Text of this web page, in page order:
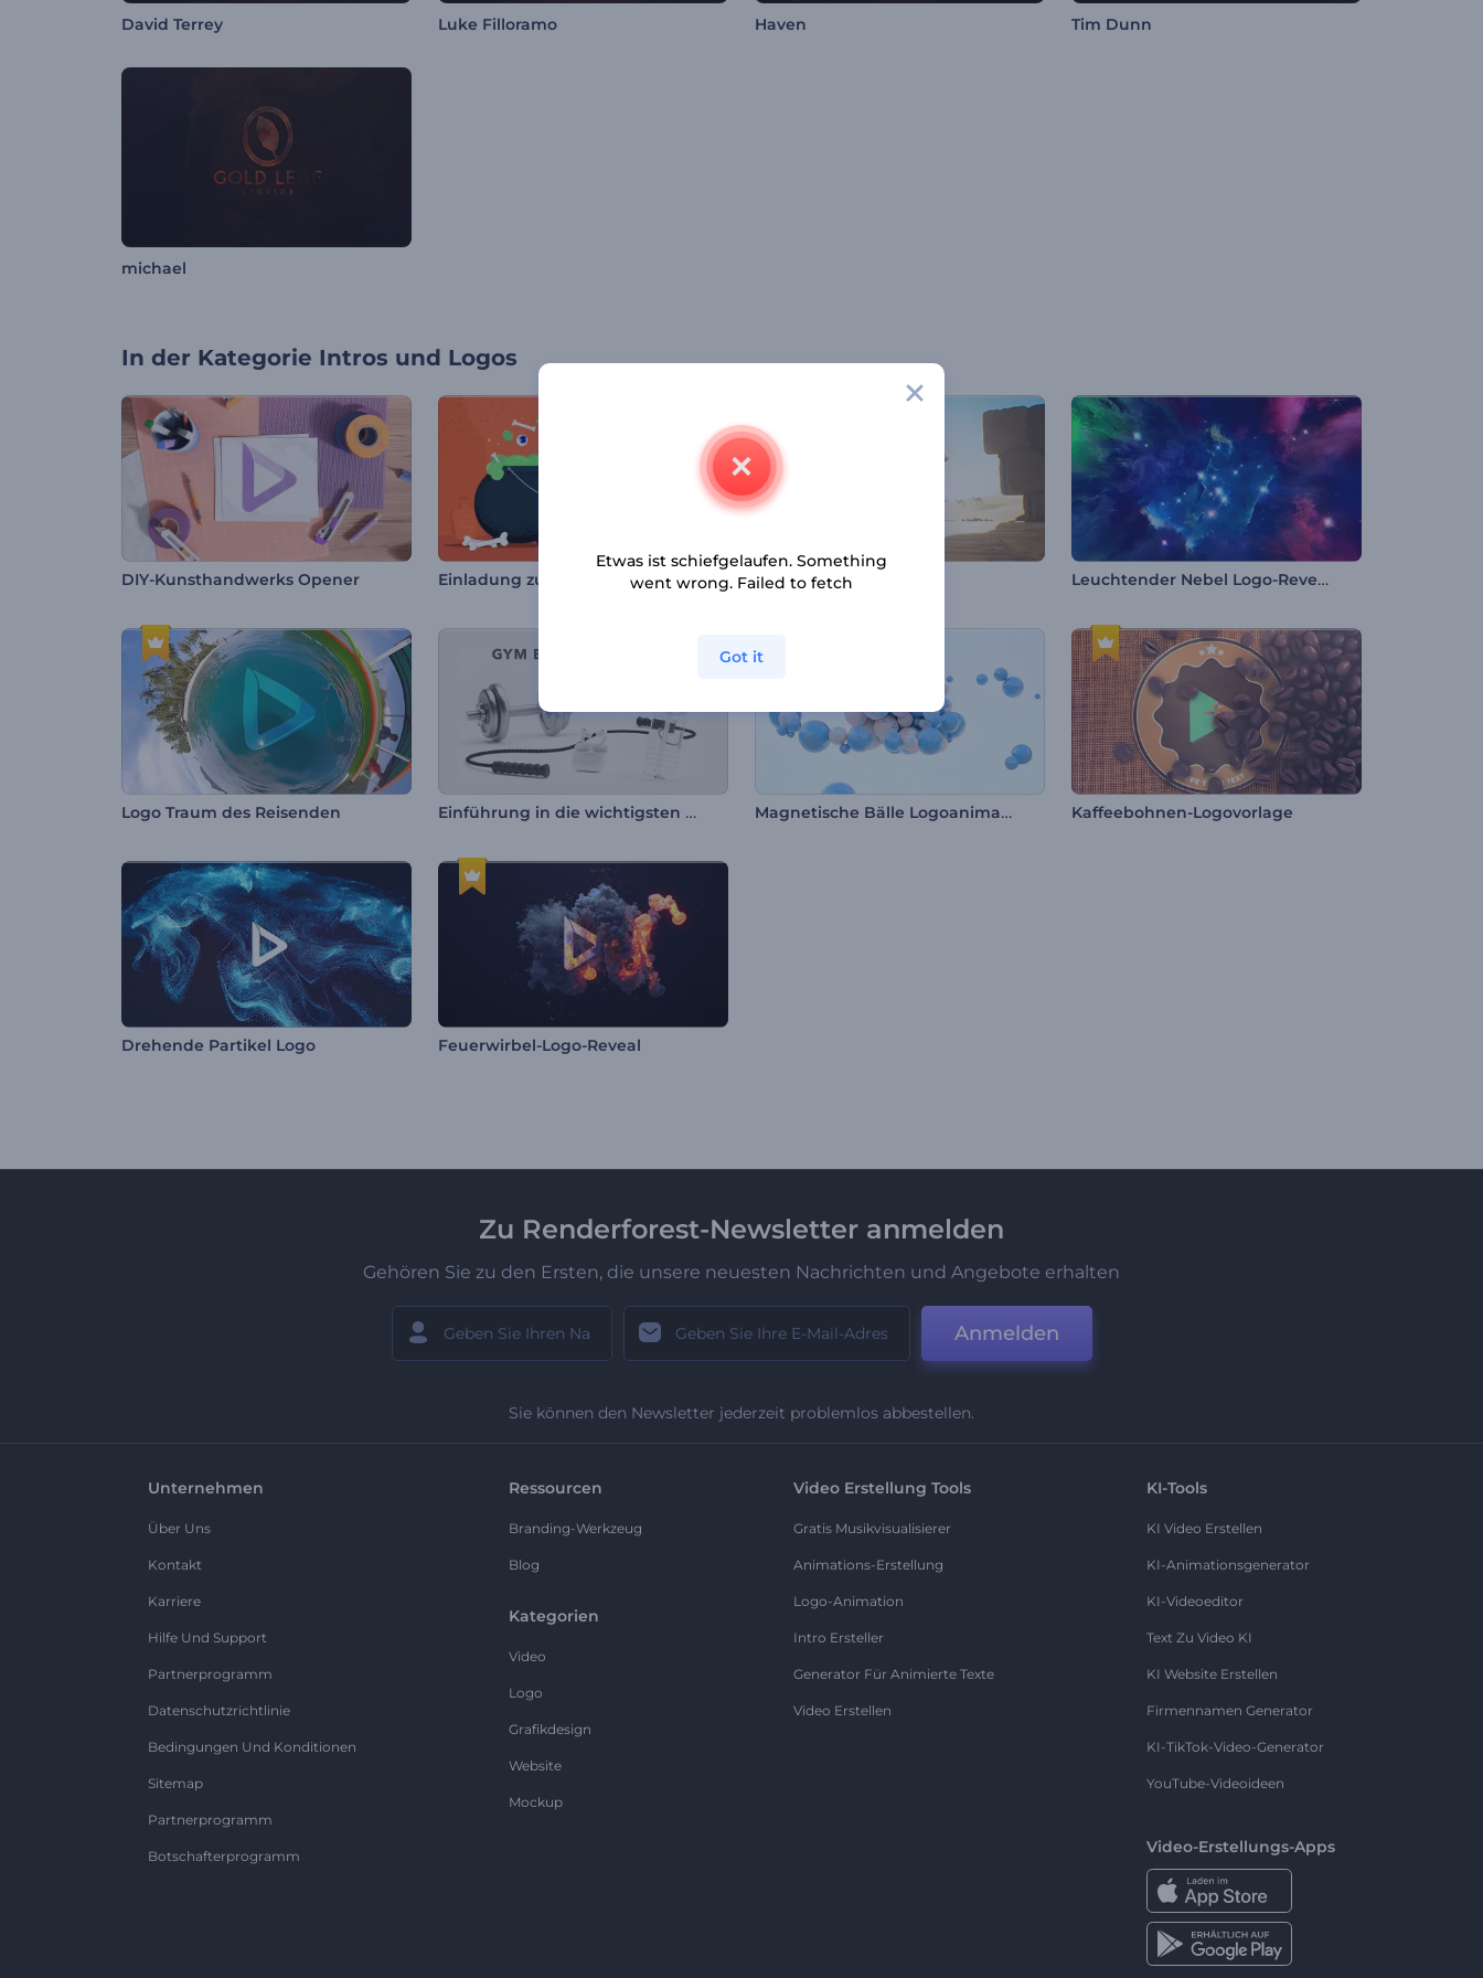
David Terrey Luke Filloramo Haven Tim Dunn
michael
In der Kategorie Intros und Logos
DIY-Kunsthandwerks Opener Einladung zur Halloween-Zauberparty Wüsten-Logo Opener Leuchtender Nebel Logo-Reveal
Logo Traum des Reisenden Einführung in die wichtigsten Fitness-Basics Magnetische Bälle Logoanimation Kaffeebohnen-Logovorlage
Drehende Partikel Logo Feuerwirbel-Logo-Reveal
Zu Renderforest-Newsletter anmelden
Gehören Sie zu den Ersten, die unsere neuesten Nachrichten und Angebote erhalten
Anmelden
Sie können den Newsletter jederzeit problemlos abbestellen.
Unternehmen
Über Uns
Kontakt
Karriere
Hilfe Und Support
Partnerprogramm
Datenschutzrichtlinie
Bedingungen Und Konditionen
Sitemap
Partnerprogramm
Botschafterprogramm
Ressourcen
Branding-Werkzeug
Blog
Kategorien
Video
Logo
Grafikdesign
Website
Mockup
Video Erstellung Tools
Gratis Musikvisualisierer
Animations-Erstellung
Logo-Animation
Intro Ersteller
Generator Für Animierte Texte
Video Erstellen
KI-Tools
KI Video Erstellen
KI-Animationsgenerator
KI-Videoeditor
Text Zu Video KI
KI Website Erstellen
Firmennamen Generator
KI-TikTok-Video-Generator
YouTube-Videoideen
Video-Erstellungs-Apps
Etwas ist schiefgelaufen. Something
went wrong. Failed to fetch
Got it